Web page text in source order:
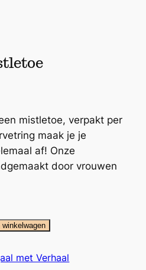
mistletoe, verpakt per
maak je je
af! Onze
door vrouwen
met Verhaal